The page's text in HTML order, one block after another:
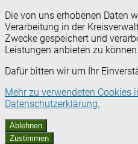
Die von uns erhobenen Daten
Verarbeitung in der
Zwecke gespeichert und
Leistungen anbieten zu können.
Dafür bitten wir um Ihr
Mehr zu verwendeten Cookies
Datenschutzerklärung.
Ablehnen
Zustimmen